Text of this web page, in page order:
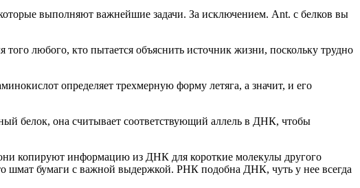
выполняют важнейшие задачи. За исключением. Ant. с белков вы
любого, кто пытается объяснить источник жизни, поскольку трудно
определяет трехмерную форму летяга, а значит, и его
белок, она считывает соответствующий аллель в ДНК, чтобы
копируют информацию из ДНК для короткие молекулы другого
бумаги с важной выдержкой. РНК подобна ДНК, чуть у нее всегда